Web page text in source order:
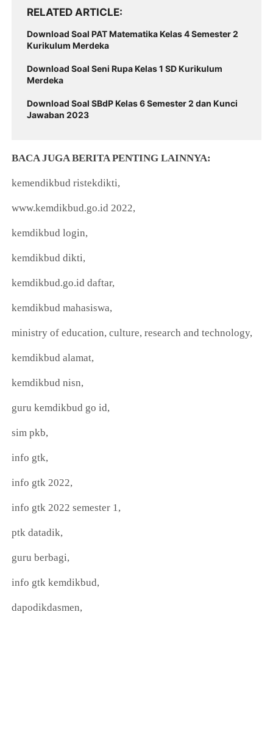
RELATED ARTICLE
Download Soal PAT Matematika Kelas 4 Semester 2
Kurikulum Merdeka
Download Soal Seni Rupa Kelas 1 SD Kurikulum
Merdeka
Download Soal SBdP Kelas 6 Semester 2 dan Kunci
Jawaban 2023
BACA JUGA BERITA PENTING LAINNYA:
kemendikbud ristekdikti,
www.kemdikbud.go.id 2022,
kemdikbud login,
kemdikbud dikti,
kemdikbud.go.id daftar,
kemdikbud mahasiswa,
ministry of education, culture, research and technology,
kemdikbud alamat,
kemdikbud nisn,
guru kemdikbud go id,
sim pkb,
info gtk,
info gtk 2022,
info gtk 2022 semester 1,
ptk datadik,
guru berbagi,
info gtk kemdikbud,
dapodikdasmen,